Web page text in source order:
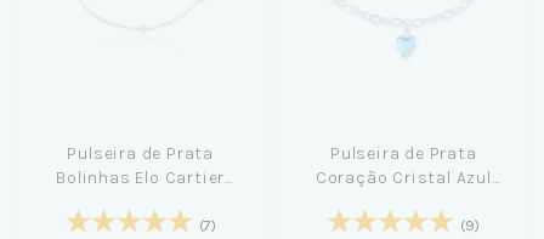
Pulseira de Prata
Bolinhas Elo Cartier
(7)
Pulseira de Prata
Coração Cristal Azul
(9)